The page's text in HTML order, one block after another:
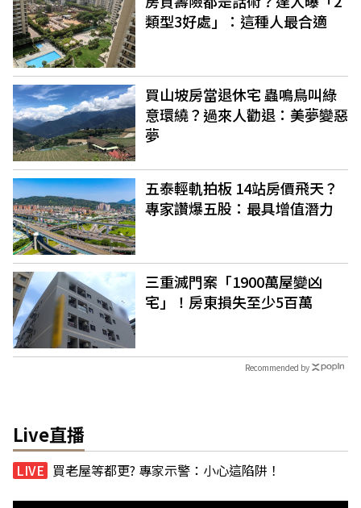
類型3好處」：這種人最合適
買山坡房當退休宅 蟲鳴鳥叫綠
意環繞？過來人勸退：美夢變惡
夢
五泰輕軌拍板 14站房價飛天？
專家讚爆五股：最具增值潛力
三重滅門案「1900萬屋變凶
宅」！房東損失至少5百萬
Recommended by
Live直播
買老屋等都更? 專家示警：小心這陷阱！